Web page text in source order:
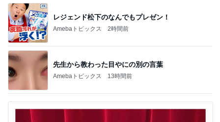
レジェンド松下のなんでもプレゼン！
Amebaトピックス 2時間前
先生から教わった目やにの別の言葉
Amebaトピックス 13時間前